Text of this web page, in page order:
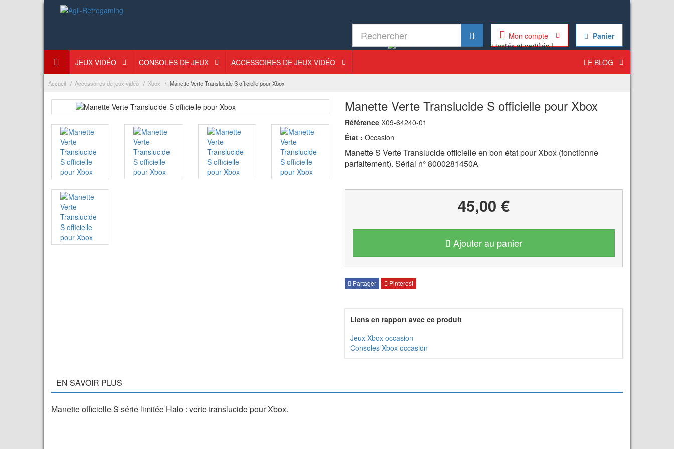
Panier
Mon compte
JEUX VIDÉO CONSOLES DE JEUX ACCESSOIRES DE JEUX VIDÉO LE BLOG
Accueil Accessoires de jeux vidéo Xbox Manette Verte Translucide S officielle pour Xbox
Manette Verte Translucide S officielle pour Xbox
Référence X09-64240-01
État : Occasion
Manette S Verte Translucide officielle en bon état pour Xbox (fonctionne
parfaitement). Sérial n° 8000281450A
45,00 €
Ajouter au panier
Partager Pinterest
Liens en rapport avec ce produit
Jeux Xbox occasion
Consoles Xbox occasion
EN SAVOIR PLUS
Manette officielle S série limitée Halo : verte translucide pour Xbox.